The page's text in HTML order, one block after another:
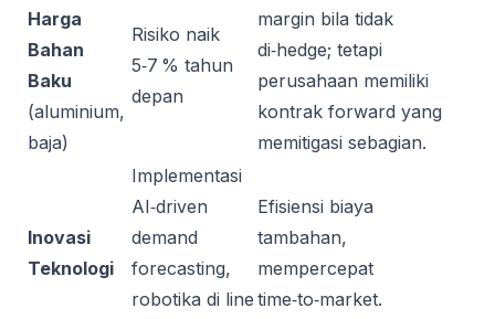
Harga
Bahan
Baku
(aluminium,
baja)
Risiko naik
5‑7 % tahun
depan
margin bila tidak
di‑hedge; tetapi
perusahaan memiliki
kontrak forward yang
memitigasi sebagian.
Inovasi
Teknologi
Implementasi
AI‑driven
demand
forecasting,
robotika di line
Efisiensi biaya
tambahan,
mempercepat
time‑to‑market.